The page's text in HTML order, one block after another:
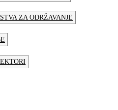
ZA ODRŽAVANJE